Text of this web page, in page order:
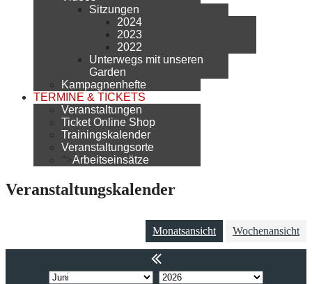
Sitzungen
2024
2023
2022
Unterwegs mit unseren
Garden
Kampagnenhefte
TERMINE & TICKETS
Veranstaltungen
Ticket Online Shop
Trainingskalender
Veranstaltungsorte
">Arbeitseinsätze
Veranstaltungskalender
Monatsansicht Wochenansicht